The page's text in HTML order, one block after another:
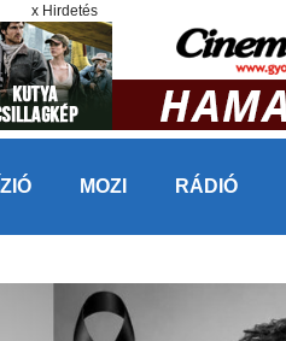
x Hirdetés
MOZI RÁDIÓ